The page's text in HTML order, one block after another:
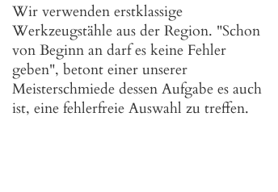
Wir verwenden erstklassige
Werkzeugstähle aus der Region. "Schon
von Beginn an darf es keine Fehler
geben", betont einer unserer
Meisterschmiede dessen Aufgabe es auch
ist, eine fehlerfreie Auswahl zu treffen.